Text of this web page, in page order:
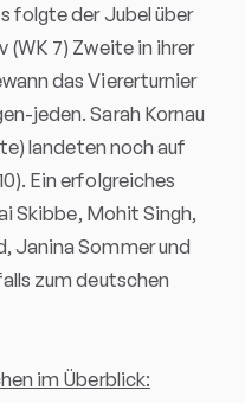
folgte der Jubel über
(WK 7) Zweite in ihrer
das Viererturnier
jeden. Sarah Kornau
landeten noch auf
Ein erfolgreiches
Skibbe, Mohit Singh,
Janina Sommer und
zum deutschen
im Überblick: